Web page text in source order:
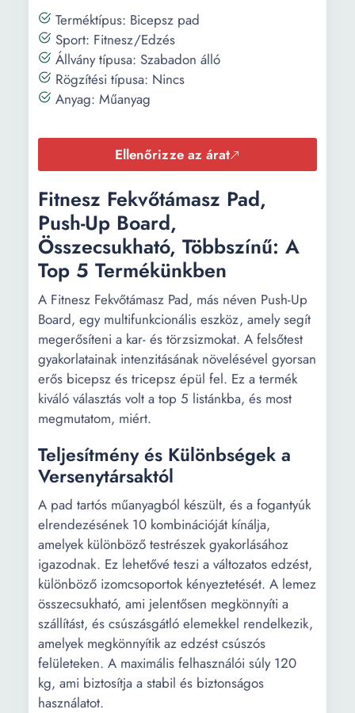
Terméktípus: Bicepsz pad
Sport: Fitnesz/Edzés
Állvány típusa: Szabadon álló
Rögzítési típusa: Nincs
Anyag: Műanyag
Ellenőrizze az árat
Fitnesz Fekvőtámasz Pad,
Push-Up Board,
Összecsukható, Többszínű: A
Top 5 Termékünkben
A Fitnesz Fekvőtámasz Pad, más néven Push-Up
Board, egy multifunkcionális eszköz, amely segít
megerősíteni a kar- és törzsizmokat. A felsőtest
gyakorlatainak intenzitásának növelésével gyorsan
erős bicepsz és tricepsz épül fel. Ez a termék
kiváló választás volt a top 5 listánkba, és most
megmutatom, miért.
Teljesítmény és Különbségek a
Versenytársaktól
A pad tartós műanyagból készült, és a fogantyúk
elrendezésének 10 kombinációját kínálja,
amelyek különböző testrészek gyakorlásához
igazodnak. Ez lehetővé teszi a változatos edzést,
különböző izomcsoportok kényeztetését. A lemez
összecsukható, ami jelentősen megkönnyíti a
szállítást, és csúszásgátló elemekkel rendelkezik,
amelyek megkönnyítik az edzést csúszós
felületeken. A maximális felhasználói súly 120
kg, ami biztosítja a stabil és biztonságos
használatot.